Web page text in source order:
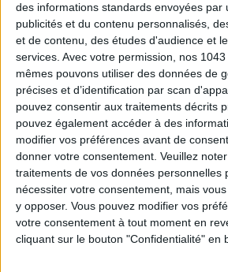
des informations standards envoyées par
publicités et du contenu personnalisés,
et de contenu, des études d'audience et
services. Avec votre permission, nos
mêmes pouvons utiliser des données de
précises et d’identification par scan
pouvez consentir aux traitements décrits
pouvez également accéder à des
modifier vos préférences avant de
donner votre consentement. Veuillez
traitements de vos données personnelles
nécessiter votre consentement, mais
y opposer. Vous pouvez modifier vos
votre consentement à tout moment en
cliquant sur le bouton "Confidentialité" en
LE CROQUE AU CHORIZO YUMMY DE LA